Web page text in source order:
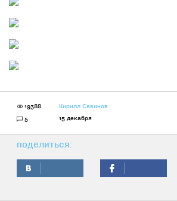
19388
5
Кирилл Савинов
15 декабря
поделиться: